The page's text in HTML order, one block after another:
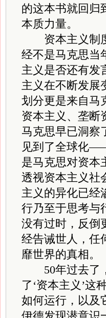
的这本书就回归
本质力量。
资本主义制度
经不是马克思当
主义是否还有发
主义在不断发展
划分更是来自马
资本主义、垄断
马克思早已洞察
见到了全球化
是马克思对资本
透视资本主义社
主义的异化已经
行乃至于思考与
没有过时，反倒
经告诫世人，任
靡世界的真相。
50年过去了，
了‘资本主义’这
如何运行，以及